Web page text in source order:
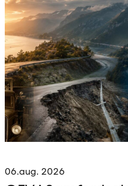
06.aug. 2026